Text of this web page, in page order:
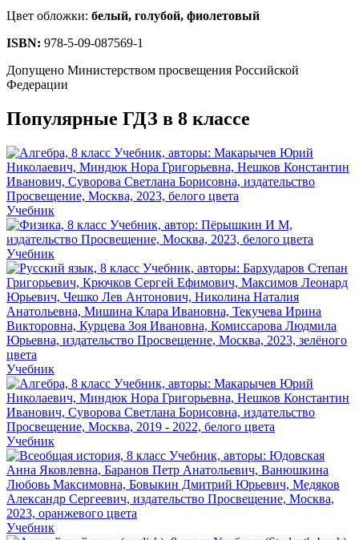
Цвет обложки: белый, голубой, фиолетовый
ISBN: 978-5-09-087569-1
Допущено Министерством просвещения Российской
Федерации
Популярные ГДЗ в 8 классе
Учебник
Учебник
Учебник
Учебник
Учебник